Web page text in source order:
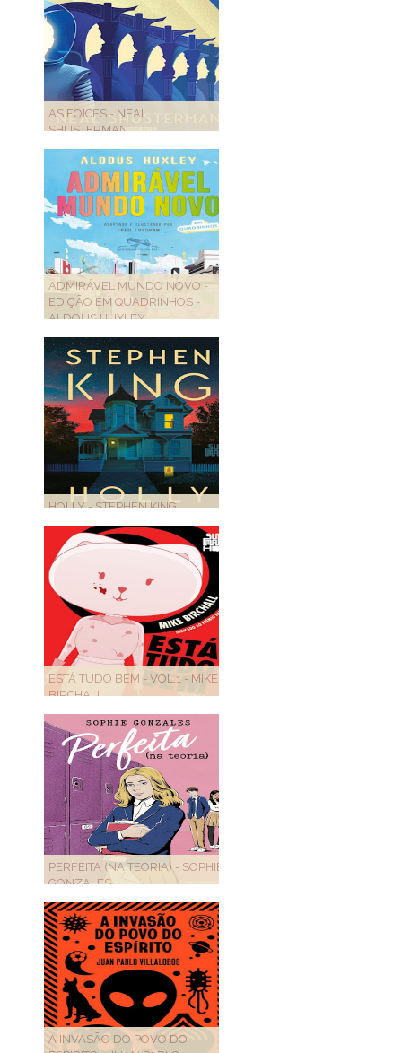
AS FOICES - NEAL
SHUSTERMAN
ADMIRÁVEL MUNDO NOVO -
EDIÇÃO EM QUADRINHOS -
ALDOUS HUXLEY
HOLLY - STEPHEN KING
ESTÁ TUDO BEM - VOL.1 - MIKE
BIRCHALL
PERFEITA (NA TEORIA) - SOPHIE
GONZALES
A INVASÃO DO POVO DO